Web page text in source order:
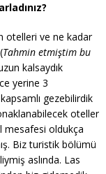
otelleri ve ne kadar
Tahmin etmiştim bu
kalsaydık
yerine 3
gezebilirdik
oteller
mesafesi oldukça
Biz turistik bölümü
aslında. Las